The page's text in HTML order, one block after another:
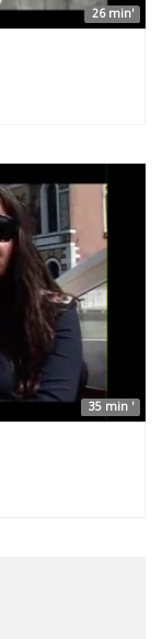
26 min'
35 min '